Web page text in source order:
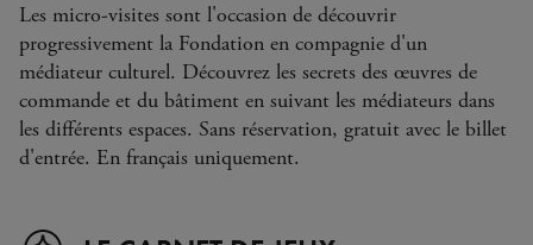
Les micro-visites sont l'occasion de découvrir
progressivement la Fondation en compagnie d'un
médiateur culturel. Découvrez les secrets des œuvres de
commande et du bâtiment en suivant les médiateurs dans
les différents espaces. Sans réservation, gratuit avec le billet
d'entrée. En français uniquement.